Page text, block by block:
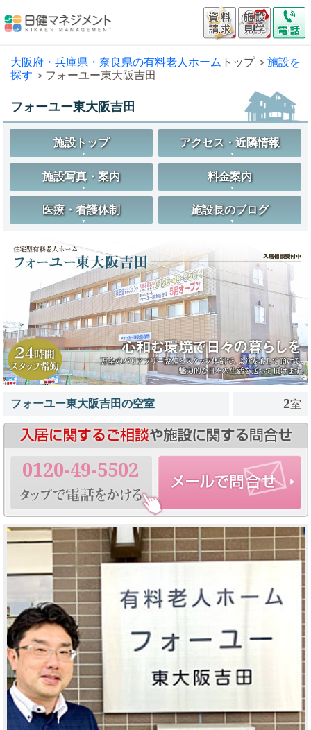
大阪府・兵庫県・奈良県の有料老人ホーム トップ
施設を
探す
フォーユー東大阪吉田
フォーユー東大阪吉田
施設トップ アクセス・近隣情報
施設写真・案内 料金案内
医療・看護体制 施設長のブログ
フォーユー東大阪吉田の空室 2室
0120-49-5502